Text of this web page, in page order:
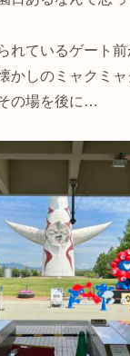
れているゲート
かしのミャクミ
の場を後に…